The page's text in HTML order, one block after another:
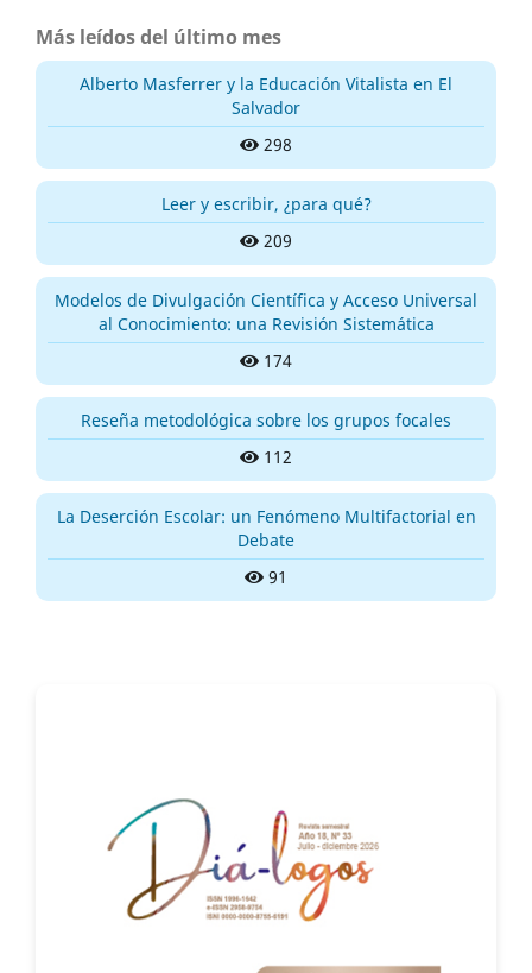
Más leídos del último mes
Alberto Masferrer y la Educación Vitalista en El
Salvador
298
Leer y escribir, ¿para qué?
209
Modelos de Divulgación Científica y Acceso Universal
al Conocimiento: una Revisión Sistemática
174
Reseña metodológica sobre los grupos focales
112
La Deserción Escolar: un Fenómeno Multifactorial en
Debate
91